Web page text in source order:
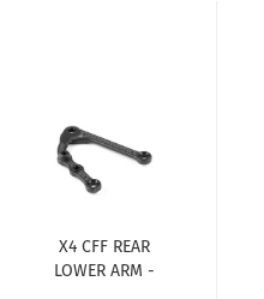
X4 CFF REAR
LOWER ARM -